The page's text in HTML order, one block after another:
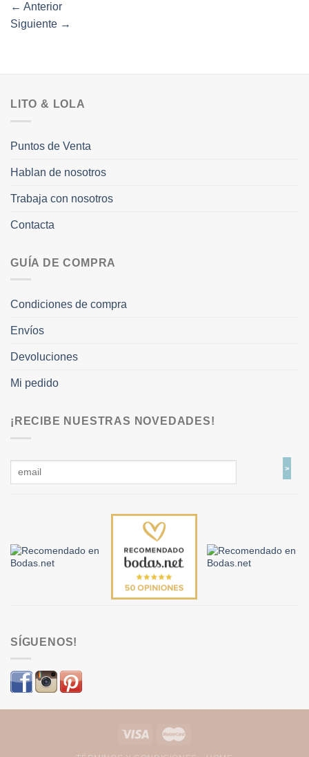
← Anterior
Siguiente →
LITO & LOLA
Puntos de Venta
Hablan de nosotros
Trabaja con nosotros
Contacta
GUÍA DE COMPRA
Condiciones de compra
Envíos
Devoluciones
Mi pedido
¡RECIBE NUESTRAS NOVEDADES!
SÍGUENOS!